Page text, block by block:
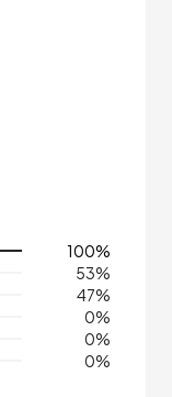
100%
53%
47%
0%
0%
0%